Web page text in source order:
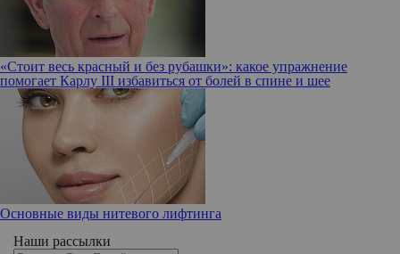
«Стоит весь красный и без рубашки»: какое упражнение
помогает Карлу III избавиться от болей в спине и шее
Основные виды нитевого лифтинга
Наши рассылки